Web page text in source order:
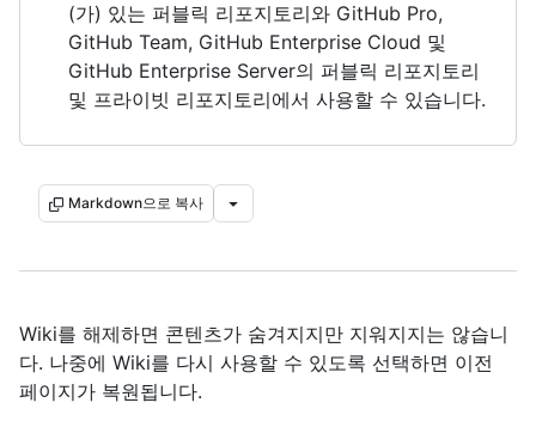
(가) 있는 퍼블릭 리포지토리와 GitHub Pro,
GitHub Team, GitHub Enterprise Cloud 및
GitHub Enterprise Server의 퍼블릭 리포지토리
및 프라이빗 리포지토리에서 사용할 수 있습니다.
Markdown으로 복사
Wiki를 해제하면 콘텐츠가 숨겨지지만 지워지지는 않습니
다. 나중에 Wiki를 다시 사용할 수 있도록 선택하면 이전
페이지가 복원됩니다.